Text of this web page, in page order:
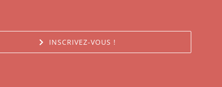
INSCRIVEZ-VOUS !